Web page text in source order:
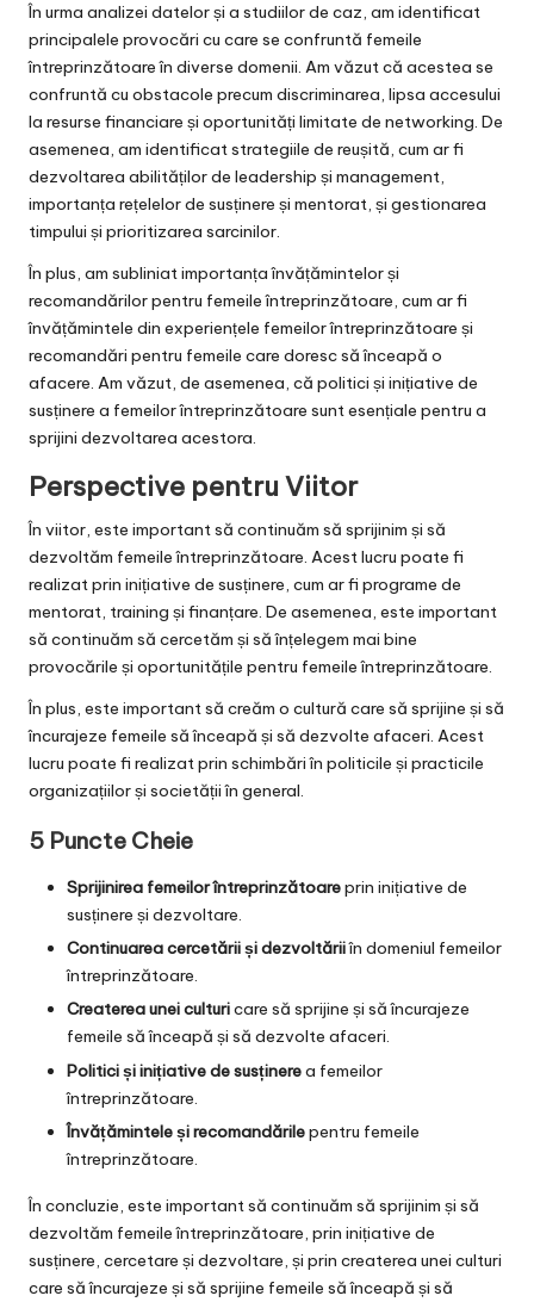
În urma analizei datelor și a studiilor de caz, am identificat
principalele provocări cu care se confruntă femeile
întreprinzătoare în diverse domenii. Am văzut că acestea se
confruntă cu obstacole precum discriminarea, lipsa accesului
la resurse financiare și oportunități limitate de networking. De
asemenea, am identificat strategiile de reușită, cum ar fi
dezvoltarea abilităților de leadership și management,
importanța rețelelor de susținere și mentorat, și gestionarea
timpului și prioritizarea sarcinilor.
În plus, am subliniat importanța învățămintelor și
recomandărilor pentru femeile întreprinzătoare, cum ar fi
învățămintele din experiențele femeilor întreprinzătoare și
recomandări pentru femeile care doresc să înceapă o
afacere. Am văzut, de asemenea, că politici și inițiative de
susținere a femeilor întreprinzătoare sunt esențiale pentru a
sprijini dezvoltarea acestora.
Perspective pentru Viitor
În viitor, este important să continuăm să sprijinim și să
dezvoltăm femeile întreprinzătoare. Acest lucru poate fi
realizat prin inițiative de susținere, cum ar fi programe de
mentorat, training și finanțare. De asemenea, este important
să continuăm să cercetăm și să înțelegem mai bine
provocările și oportunitățile pentru femeile întreprinzătoare.
În plus, este important să creăm o cultură care să sprijine și să
încurajeze femeile să înceapă și să dezvolte afaceri. Acest
lucru poate fi realizat prin schimbări în politicile și practicile
organizațiilor și societății în general.
5 Puncte Cheie
Sprijinirea femeilor întreprinzătoareprin inițiative de
susținere și dezvoltare.
Continuarea cercetării și dezvoltăriiîn domeniul femeilor
întreprinzătoare.
Createrea unei culturicare să sprijine și să încurajeze
femeile să înceapă și să dezvolte afaceri.
Politici și inițiative de susținerea femeilor
întreprinzătoare.
Învățămintele și recomandărilepentru femeile
întreprinzătoare.
În concluzie, este important să continuăm să sprijinim și să
dezvoltăm femeile întreprinzătoare, prin inițiative de
susținere, cercetare și dezvoltare, și prin createrea unei culturi
care să încurajeze și să sprijine femeile să înceapă și să